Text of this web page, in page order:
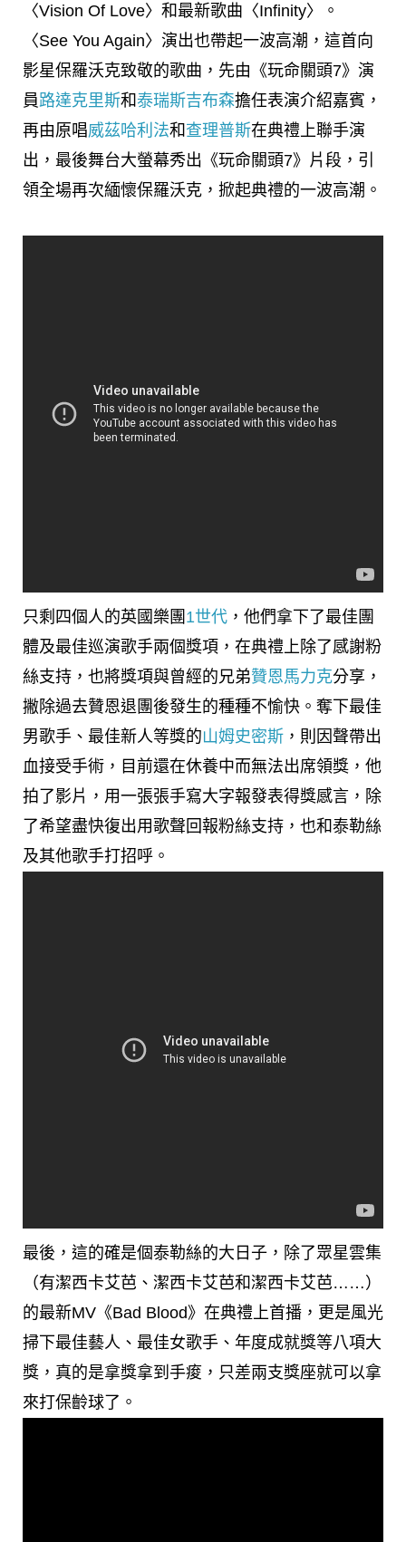
〈Vision Of Love〉和最新歌曲〈Infinity〉。
〈See You Again〉演出也帶起一波高潮，這首向
影星保羅沃克致敬的歌曲，先由《玩命關頭7》演
員路達克里斯和 泰瑞斯吉布森擔任表演介紹嘉賓，
再由原唱威茲哈利法和 查理普斯在典禮上聯手演
出，最後舞台大螢幕秀出《玩命關頭7》片段，引
領全場再次緬懷保羅沃克，掀起典禮的一波高潮。
只剩四個人的英國樂團 1世代 ，他們拿下了最佳團
體及最佳巡演歌手兩個獎項，在典禮上除了感謝粉
絲支持，也將獎項與曾經的兄弟贊恩馬力克分享，
撇除過去贊恩退團後發生的種種不愉快。奪下最佳
男歌手、最佳新人等獎的山姆史密斯 ，則因聲帶出
血接受手術，目前還在休養中而無法出席領獎，他
拍了影片，用一張張手寫大字報發表得獎感言，除
了希望盡快復出用歌聲回報粉絲支持，也和泰勒絲
及其他歌手打招呼。
最後，這的確是個泰勒絲的大日子，除了眾星雲集
（有潔西卡艾芭、潔西卡艾芭和潔西卡艾芭……）
的最新MV《Bad Blood》在典禮上首播，更是風光
掃下最佳藝人、最佳女歌手、年度成就獎等八項大
獎，真的是拿獎拿到手痠，只差兩支獎座就可以拿
來打保齡球了。